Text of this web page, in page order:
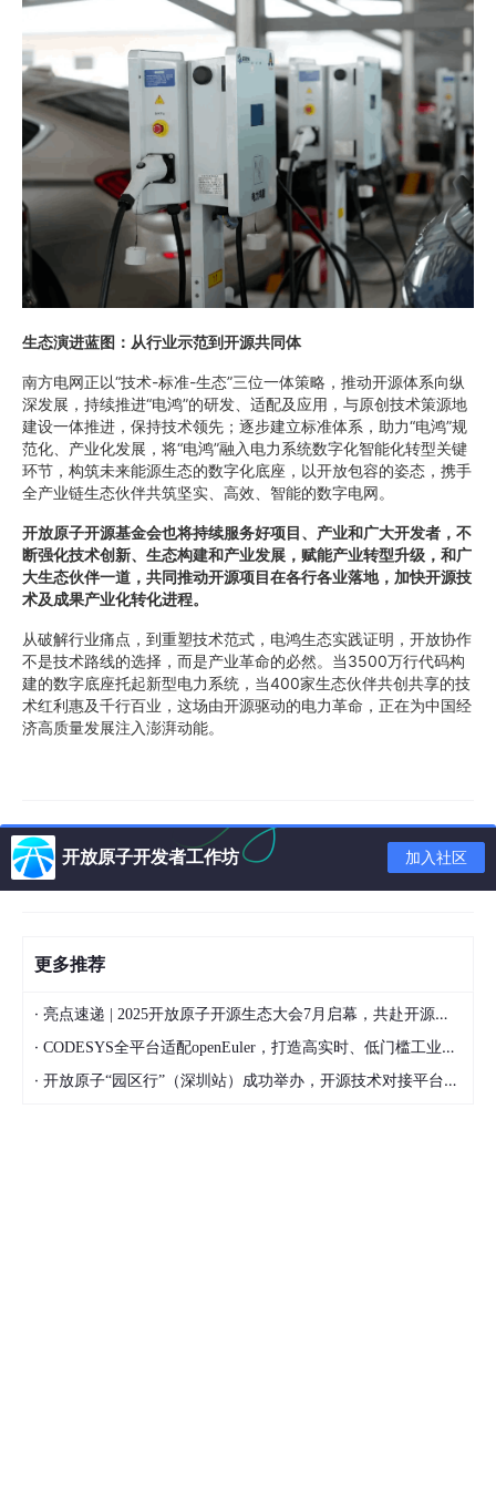
生态演进蓝图：从行业示范到开源共同体
南方电网正以“技术-标准-生态”三位一体策略，推动开源体系向纵
深发展，持续推进“电鸿”的研发、适配及应用，与原创技术策源地
建设一体推进，保持技术领先；逐步建立标准体系，助力“电鸿”规
范化、产业化发展，将“电鸿”融入电力系统数字化智能化转型关键
环节，构筑未来能源生态的数字化底座，以开放包容的姿态，携手
全产业链生态伙伴共筑坚实、高效、智能的数字电网。
开放原子开源基金会也将持续服务好项目、产业和广大开发者，不
断强化技术创新、生态构建和产业发展，赋能产业转型升级，和广
大生态伙伴一道，共同推动开源项目在各行各业落地，加快开源技
术及成果产业化转化进程。
从破解行业痛点，到重塑技术范式，电鸿生态实践证明，开放协作
不是技术路线的选择，而是产业革命的必然。当3500万行代码构
建的数字底座托起新型电力系统，当400家生态伙伴共创共享的技
术红利惠及千行百业，这场由开源驱动的电力革命，正在为中国经
济高质量发展注入澎湃动能。
开放原子开发者工作坊 加入社区
更多推荐
· 亮点速递 | 2025开放原子开源生态大会7月启幕，共赴开源盛宴！
· CODESYS全平台适配openEuler，打造高实时、低门槛工业自动化新底座
· 开放原子“园区行”（深圳站）成功举办，开源技术对接平台助推智慧交通生态繁荣